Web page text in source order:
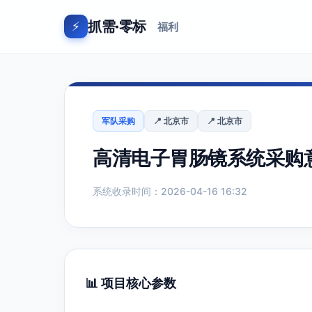
⚡ 抓需·零标 福利
军队采购 📍 北京市 📍 北京市
高清电子胃肠镜系统采购
系统收录时间：2026-04-16 16:32
📊 项目核心参数